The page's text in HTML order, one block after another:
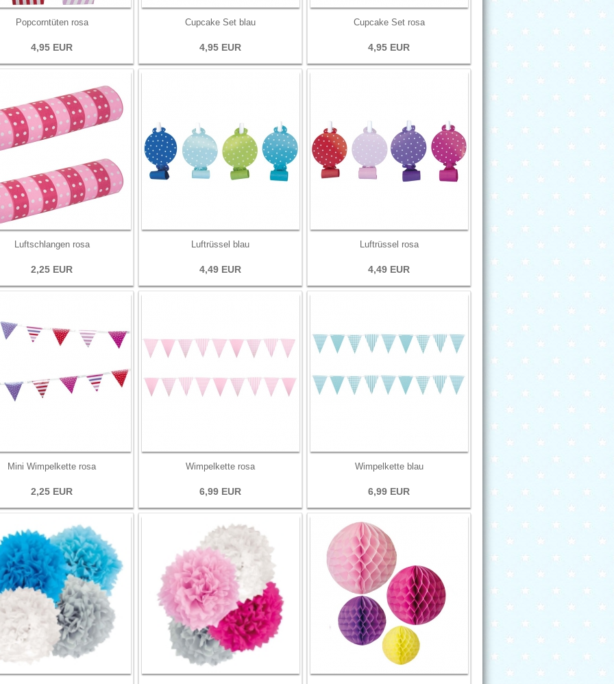
Popcorntüten rosa
4,95 EUR
Cupcake Set blau
4,95 EUR
Cupcake Set rosa
4,95 EUR
Luftschlangen rosa
2,25 EUR
Luftrüssel blau
4,49 EUR
Luftrüssel rosa
4,49 EUR
Mini Wimpelkette rosa
2,25 EUR
Wimpelkette rosa
6,99 EUR
Wimpelkette blau
6,99 EUR